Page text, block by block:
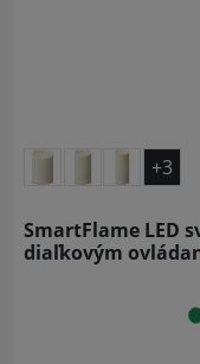
+3
SmartFlame LED
diaľkovým